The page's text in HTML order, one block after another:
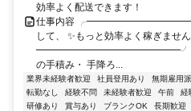
効率よく配送できます！
仕事内容
して、 ✨もっと効率よく稼ぎませ
━━━━━━━━━━━━━━━╯ 「大
の手積み・ 手降ろ...
業界未経験者歓迎 社員登用あり 無期雇用
転勤なし
経験不問 未経験者歓迎 午前 経
研修あり
賞与あり ブランクOK 長期歓迎